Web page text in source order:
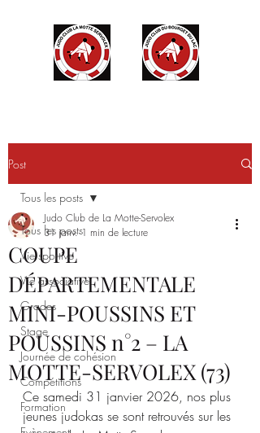
Post
Tous les posts
Vie sportive
Vie associative
Grades
Stage
Journée de cohésion
Compétitions
Formation
Tous les posts
COUPE
DÉPARTEMENTALE
MINI-POUSSINS ET
POUSSINS n°2 – LA
MOTTE-SERVOLEX (73)
Judo Club de La Motte-Servolex
31 janv. 1 min de lecture
Ce samedi 31 janvier 2026, nos plus
jeunes judokas se sont retrouvés sur les